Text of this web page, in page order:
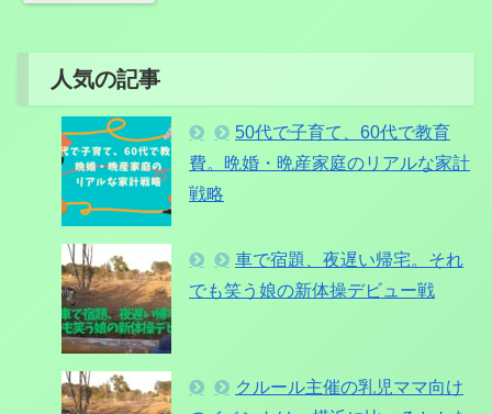
人気の記事
50代で子育て、60代で教育
費。晩婚・晩産家庭のリアルな家計
戦略
車で宿題、夜遅い帰宅。それ
でも笑う娘の新体操デビュー戦
クルール主催の乳児ママ向け